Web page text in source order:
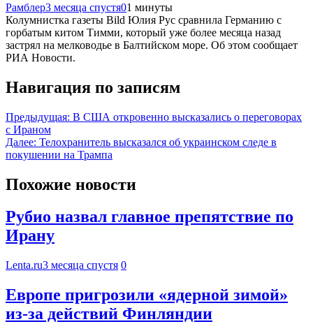
Рамблер3 месяца спустя01 минуты
Колумнистка газеты Bild Юлия Рус сравнила Германию с
горбатым китом Тимми, который уже более месяца назад
застрял на мелководье в Балтийском море. Об этом сообщает
РИА Новости.
Навигация по записям
Предыдущая: В США откровенно высказались о переговорах
с Ираном
Далее: Телохранитель высказался об украинском следе в
покушении на Трампа
Похожие новости
Рубио назвал главное препятствие по
Ирану
Lenta.ru3 месяца спустя 0
Европе пригрозили «ядерной зимой»
из-за действий Финляндии